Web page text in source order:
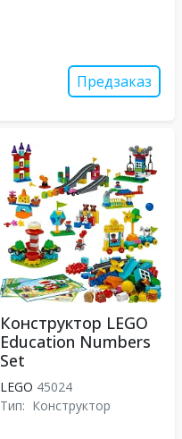
Предзаказ
Конструктор LEGO
Education Numbers
Set
LEGO 45024
Тип: Конструктор